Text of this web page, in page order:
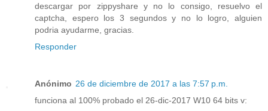
descargar por zippyshare y no lo consigo, resuelvo el
captcha, espero los 3 segundos y no lo logro, alguien
podria ayudarme, gracias.
Responder
Anónimo 26 de diciembre de 2017 a las 7:57 p.m.
funciona al 100% probado el 26-dic-2017 W10 64 bits v: